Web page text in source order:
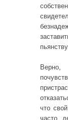
что
часто